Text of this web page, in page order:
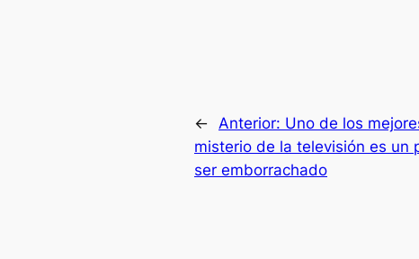
← Anterior: Uno de los
misterio de la televisión es un
ser emborrachado